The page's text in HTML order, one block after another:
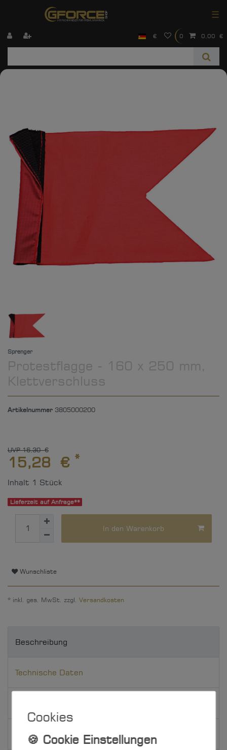
☰
€ 0 0,00 €
Sprenger
Protestflagge - 160 x 250 mm,
Klettverschluss
Artikelnummer 3805000200
UVP 16,30 €
15,28 € *
Inhalt 1 Stück
Lieferzeit auf Anfrage**
In den Warenkorb
Wunschliste
* inkl. ges. MwSt. zzgl. Versandkosten
Beschreibung
Technische Daten
EU-Verantwortlicher
Cookies